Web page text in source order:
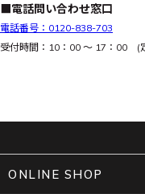
■電話問い合わせ窓口
電話番号：0120-838-703
受付時間：10：00 ～ 17：00 (
ONLINE SHOP